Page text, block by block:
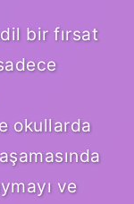
bir fırsat
okullarda
ve